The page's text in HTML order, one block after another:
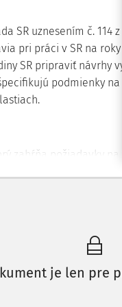
SR uznesením č. 114
pri práci v SR na
SR pripraviť návrhy
podmienky
zahŕňa požiadavky
určený pracovný
osvedčenia na
len "osvedčenie alebo
osobou alebo
na výchovu
je len pre